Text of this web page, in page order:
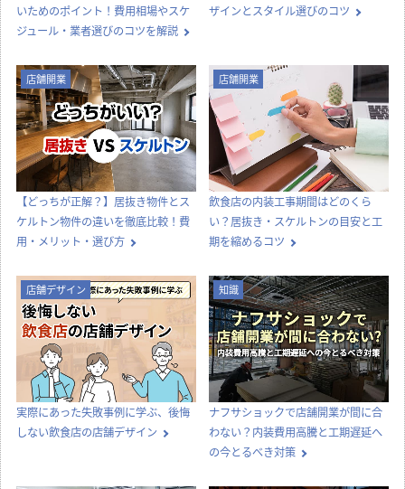
いためのポイント！費用相場やスケ
ジュール・業者選びのコツを解説
ザインとスタイル選びのコツ
店舗開業
【どっちが正解？】居抜き物件とス
ケルトン物件の違いを徹底比較！費
用・メリット・選び方
店舗開業
飲食店の内装工事期間はどのくら
い？居抜き・スケルトンの目安と工
期を縮めるコツ
店舗デザイン
実際にあった失敗事例に学ぶ、後悔
しない飲食店の店舗デザイン
知識
ナフサショックで店舗開業が間に合
わない？内装費用高騰と工期遅延へ
の今とるべき対策